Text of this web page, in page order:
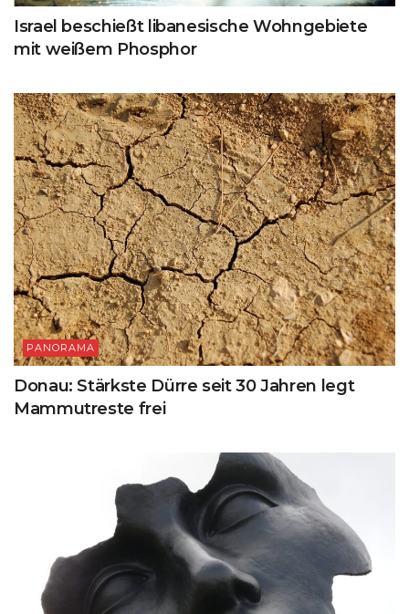
Israel beschießt libanesische Wohngebiete
mit weißem Phosphor
PANORAMA
Donau: Stärkste Dürre seit 30 Jahren legt
Mammutreste frei